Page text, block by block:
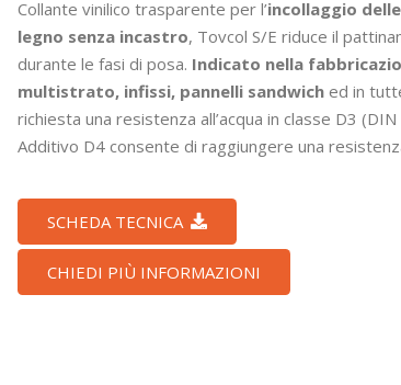
Collante vinilico trasparente per l’incollaggio
legno senza incastro, Tovcol S/E riduce il
durante le fasi di posa. Indicato nella
multistrato, infissi, pannelli sandwiched in
richiesta una resistenza all’acqua in classe D3 (DIN
Additivo D4 consente di raggiungere una
SCHEDA TECNICA
CHIEDI PIÙ INFORMAZIONI